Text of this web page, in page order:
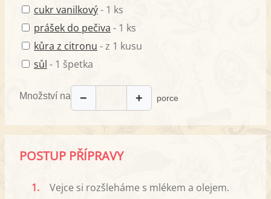
cukr vanilkový- 1 ks
prášek do pečiva - 1 ks
kůra z citronu - z 1 kusu
sůl - 1 špetka
Množství na − + porce
POSTUP PŘÍPRAVY
1.
Vejce si rozšleháme s mlékem a olejem.